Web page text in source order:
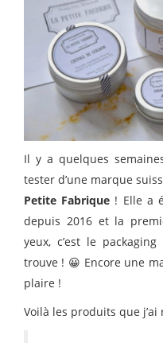
Il y a quelques
tester d’une marque
Petite Fabrique ! Elle a
depuis 2016 et la
yeux, c’est le
trouve ! 😀 Encore une
plaire !
Voilà les produits que